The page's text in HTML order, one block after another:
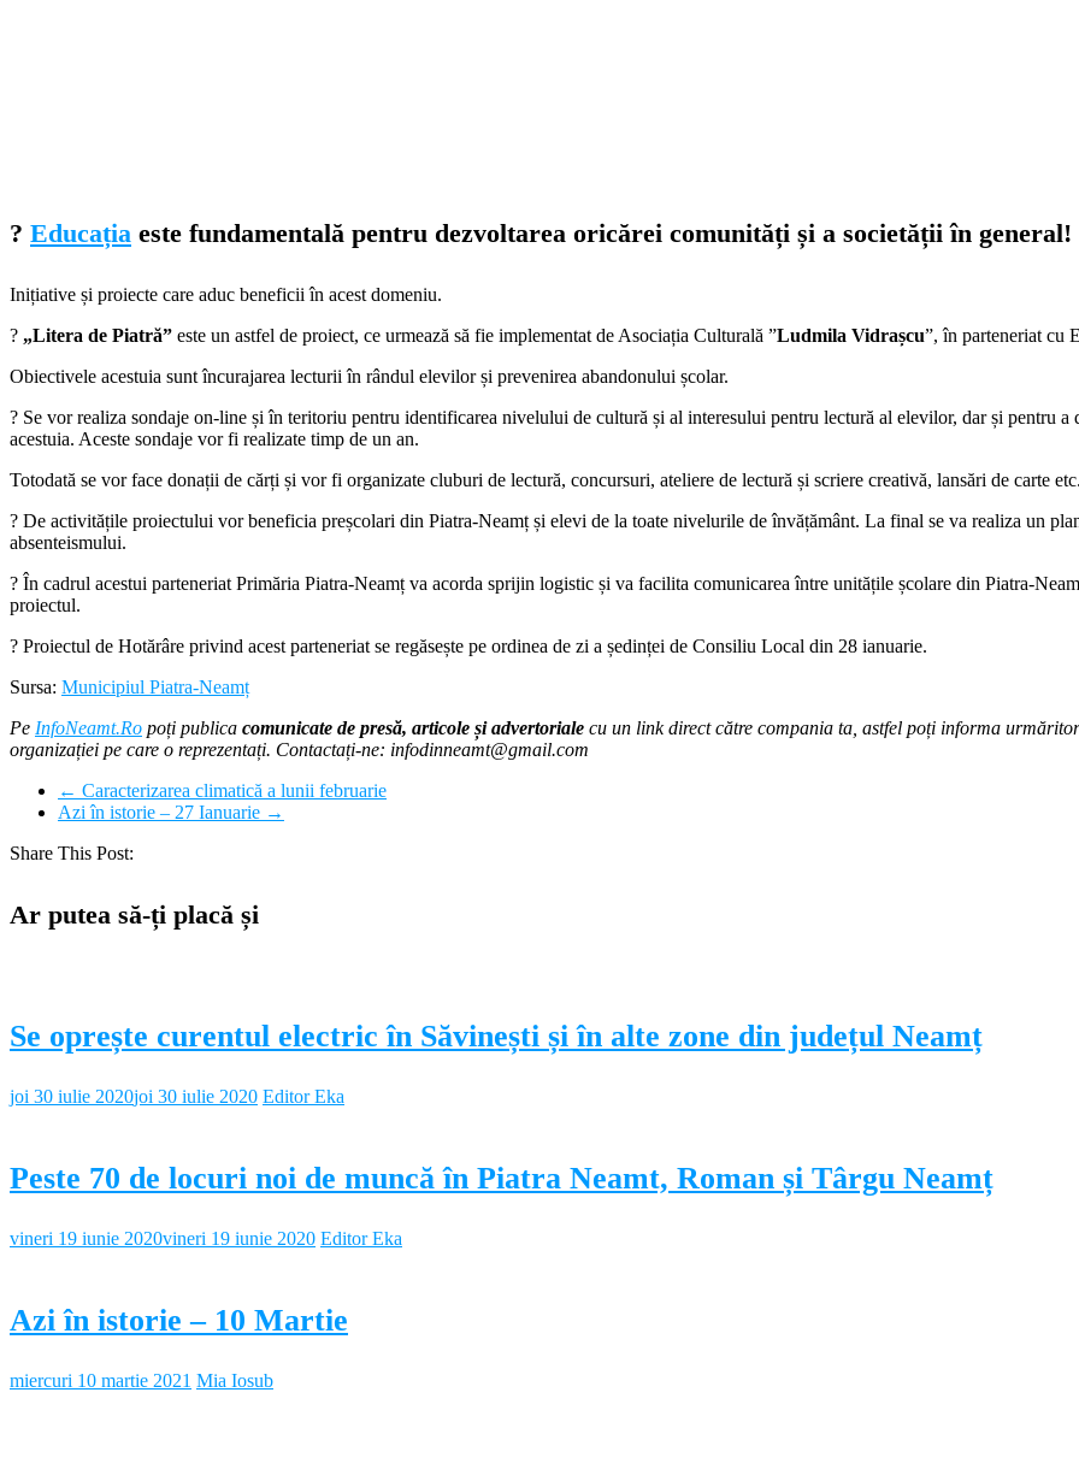
? Educația este fundamentală pentru dezvoltarea oricărei comunități și a societății în general!
Inițiative și proiecte care aduc beneficii în acest domeniu.
? „Litera de Piatră” este un astfel de proiect, ce urmează să fie implementat de Asociația Culturală ”Ludmila Vidrașcu”, în parteneriat cu
Obiectivele acestuia sunt încurajarea lecturii în rândul elevilor și prevenirea abandonului școlar.
? Se vor realiza sondaje on-line și în teritoriu pentru identificarea nivelului de cultură și al interesului pentru lectură al elevilor, dar și pentru
acestuia. Aceste sondaje vor fi realizate timp de un an.
Totodată se vor face donații de cărți și vor fi organizate cluburi de lectură, concursuri, ateliere de lectură și scriere creativă, lansări de carte etc.
? De activitățile proiectului vor beneficia preșcolari din Piatra-Neamț și elevi de la toate nivelurile de învățământ. La final se va realiza un
absenteismului.
? În cadrul acestui parteneriat Primăria Piatra-Neamț va acorda sprijin logistic și va facilita comunicarea între unitățile școlare din Piatra-
proiectul.
? Proiectul de Hotărâre privind acest parteneriat se regăsește pe ordinea de zi a ședinței de Consiliu Local din 28 ianuarie.
Sursa: Municipiul Piatra-Neamț
Pe InfoNeamt.Ro poți publica comunicate de presă, articole și advertoriale cu un link direct către compania ta, astfel poți informa
organizației pe care o reprezentați. Contactați-ne: infodinneamt@gmail.com
← Caracterizarea climatică a lunii februarie
Azi în istorie – 27 Ianuarie →
Share This Post:
Ar putea să-ți placă și
Se oprește curentul electric în Săvinești și în alte zone din județul Neamț
joi 30 iulie 2020joi 30 iulie 2020 Editor Eka
Peste 70 de locuri noi de muncă în Piatra Neamt, Roman și Târgu Neamț
vineri 19 iunie 2020vineri 19 iunie 2020 Editor Eka
Azi în istorie – 10 Martie
miercuri 10 martie 2021 Mia Iosub